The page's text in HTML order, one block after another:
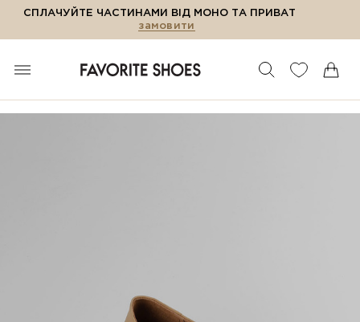
СПЛАЧУЙТЕ ЧАСТИНАМИ ВІД МОНО ТА ПРИВАТ
замовити